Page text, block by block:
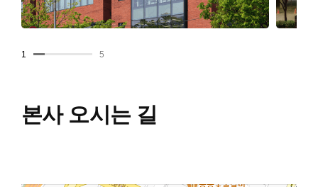
1 5
본사 오시는 길